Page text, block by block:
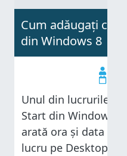
Cum adăugați
din Windows 8
Unul din lucrurile
Start din Windows
arată ora și data
lucru pe Desktop.